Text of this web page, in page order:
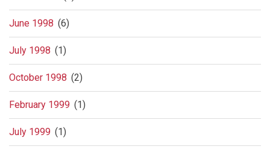
June 1998 (6)
July 1998 (1)
October 1998 (2)
February 1999 (1)
July 1999 (1)